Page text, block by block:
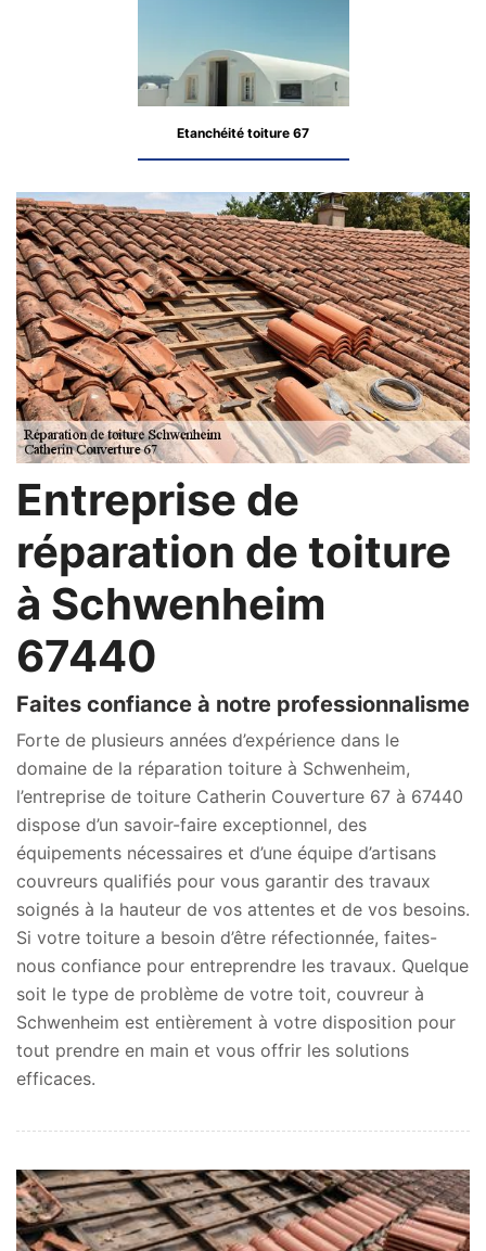
Etanchéité toiture 67
Entreprise de
réparation de toiture
à Schwenheim
67440
Faites confiance à notre professionnalisme
Forte de plusieurs années d’expérience dans le
domaine de la réparation toiture à Schwenheim,
l’entreprise de toiture Catherin Couverture 67 à 67440
dispose d’un savoir-faire exceptionnel, des
équipements nécessaires et d’une équipe d’artisans
couvreurs qualifiés pour vous garantir des travaux
soignés à la hauteur de vos attentes et de vos besoins.
Si votre toiture a besoin d’être réfectionnée, faites-
nous confiance pour entreprendre les travaux. Quelque
soit le type de problème de votre toit, couvreur à
Schwenheim est entièrement à votre disposition pour
tout prendre en main et vous offrir les solutions
efficaces.